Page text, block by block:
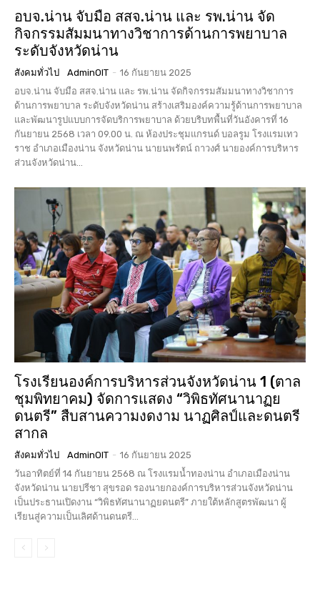
อบจ.น่าน จับมือ สสจ.น่าน และ รพ.น่าน จัด
กิจกรรมสัมมนาทางวิชาการด้านการพยาบาล
ระดับจังหวัดน่าน
สังคมทั่วไป AdminOIT - 16 กันยายน 2025
อบจ.น่าน จับมือ สสจ.น่าน และ รพ.น่าน จัดกิจกรรมสัมมนาทางวิชาการ
ด้านการพยาบาล ระดับจังหวัดน่าน สร้างเสริมองค์ความรู้ด้านการพยาบาล
และพัฒนารูปแบบการจัดบริการพยาบาล ด้วยบริบทพื้นที่วันอังคารที่ 16
กันยายน 2568 เวลา 09.00 น. ณ ห้องประชุมแกรนด์ บอลรูม โรงแรมเทว
ราช อำเภอเมืองน่าน จังหวัดน่าน นายนพรัตน์ ถาวงศ์ นายองค์การบริหาร
ส่วนจังหวัดน่าน...
โรงเรียนองค์การบริหารส่วนจังหวัดน่าน 1 (ตาล
ชุมพิทยาคม) จัดการแสดง “วิพิธทัศนานาฏย
ดนตรี” สืบสานความงดงาม นาฏศิลป์และดนตรี
สากล
สังคมทั่วไป AdminOIT - 16 กันยายน 2025
วันอาทิตย์ที่ 14 กันยายน 2568 ณ โรงแรมน้ำทองน่าน อำเภอเมืองน่าน
จังหวัดน่าน นายปรีชา สุขรอด รองนายกองค์การบริหารส่วนจังหวัดน่าน
เป็นประธานเปิดงาน “วิพิธทัศนานาฏยดนตรี” ภายใต้หลักสูตรพัฒนา ผู้
เรียนสู่ความเป็นเลิศด้านดนตรี...